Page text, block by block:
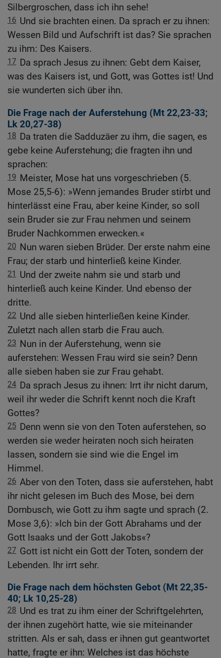
Silbergroschen, dass ich ihn sehe!
16 Und sie brachten einen. Da sprach er zu ihnen:
Wessen Bild und Aufschrift ist das? Sie sprachen
zu ihm: Des Kaisers.
17 Da sprach Jesus zu ihnen: Gebt dem Kaiser,
was des Kaisers ist, und Gott, was Gottes ist! Und
sie wunderten sich über ihn.
Die Frage nach der Auferstehung (Mt 22,23-33;
Lk 20,27-38)
18 Da traten die Sadduzäer zu ihm, die sagen, es
gebe keine Auferstehung; die fragten ihn und
sprachen:
19 Meister, Mose hat uns vorgeschrieben (5.
Mose 25,5-6): »Wenn jemandes Bruder stirbt und
hinterlässt eine Frau, aber keine Kinder, so soll
sein Bruder sie zur Frau nehmen und seinem
Bruder Nachkommen erwecken.«
20 Nun waren sieben Brüder. Der erste nahm eine
Frau; der starb und hinterließ keine Kinder.
21 Und der zweite nahm sie und starb und
hinterließ auch keine Kinder. Und ebenso der
dritte.
22 Und alle sieben hinterließen keine Kinder.
Zuletzt nach allen starb die Frau auch.
23 Nun in der Auferstehung, wenn sie
auferstehen: Wessen Frau wird sie sein? Denn
alle sieben haben sie zur Frau gehabt.
24 Da sprach Jesus zu ihnen: Irrt ihr nicht darum,
weil ihr weder die Schrift kennt noch die Kraft
Gottes?
25 Denn wenn sie von den Toten auferstehen, so
werden sie weder heiraten noch sich heiraten
lassen, sondern sie sind wie die Engel im
Himmel.
26 Aber von den Toten, dass sie auferstehen, habt
ihr nicht gelesen im Buch des Mose, bei dem
Dornbusch, wie Gott zu ihm sagte und sprach (2.
Mose 3,6): »Ich bin der Gott Abrahams und der
Gott Isaaks und der Gott Jakobs«?
27 Gott ist nicht ein Gott der Toten, sondern der
Lebenden. Ihr irrt sehr.
Die Frage nach dem höchsten Gebot (Mt 22,35-
40; Lk 10,25-28)
28 Und es trat zu ihm einer der Schriftgelehrten,
der ihnen zugehört hatte, wie sie miteinander
stritten. Als er sah, dass er ihnen gut geantwortet
hatte, fragte er ihn: Welches ist das höchste